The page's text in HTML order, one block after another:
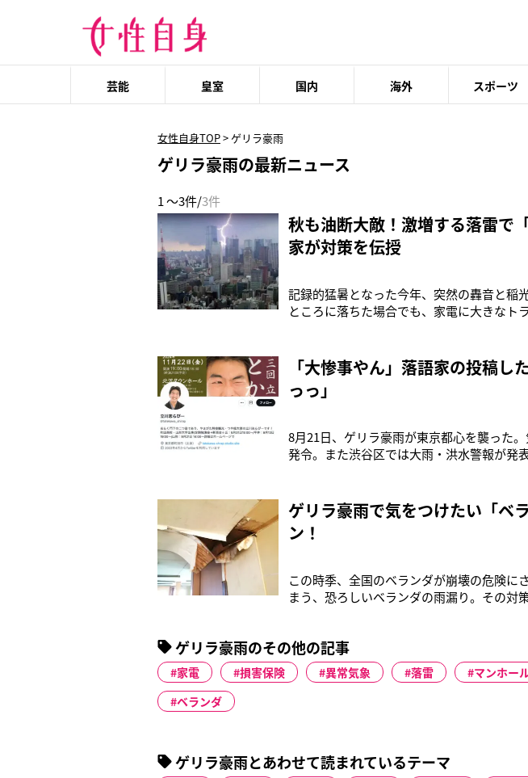
芸能 皇室 国内 海外 スポーツ
女性自身TOP> ゲリラ豪雨
ゲリラ豪雨の最新ニュース
1 ～3件/3件
秋も油断大敵！激増する落雷
家が対策を伝授
記録的猛暑となった今年、突然の轟音と稲
ところに落ちた場合でも、家電に大きな
ンが使えなくなり、家族が室内熱中症に
台で、何とか暑さをしのぎました」（
「大惨事やん」落語家の投稿
っっ」
8月21日、ゲリラ豪雨が東京都心を襲った
発令。また渋谷区では大雨・洪水警報が発
ゲリラ豪雨。その影響は大きく、例えば
ジが故障したという報告も、SNS
ゲリラ豪雨で気をつけたい「ベ
ン！
この時季、全国のベランダが崩壊の危険に
まう、恐ろしいベランダの雨漏り。その対
屋根工事、屋根リフォーム専門店で、HP
富田功義さんだ。特にダメージが大きい
ゲリラ豪雨のその他の記事
家電 損害保険 異常気象 落雷 マンホー
ベランダ
ゲリラ豪雨とあわせて読まれているテーマ